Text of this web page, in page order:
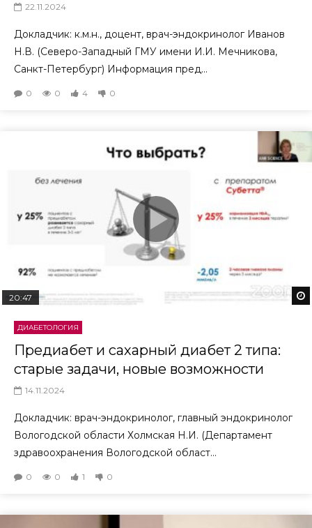
22.11.2024
Докладчик: к.м.н., доцент, врач-эндокринолог Иванов
Н.В. (Северо-Западный ГМУ имени И.И. Мечникова,
Санкт-Петербург) Информация пред...
0 0 4 0
20:47
ДИАБЕТОЛОГИЯ
Предиабет и сахарный диабет 2 типа:
старые задачи, новые возможности
14.11.2024
Докладчик: врач-эндокринолог, главный эндокринолог
Вологодской области Холмская Н.И. (Департамент
здравоохранения Вологодской област...
0 0 1 0